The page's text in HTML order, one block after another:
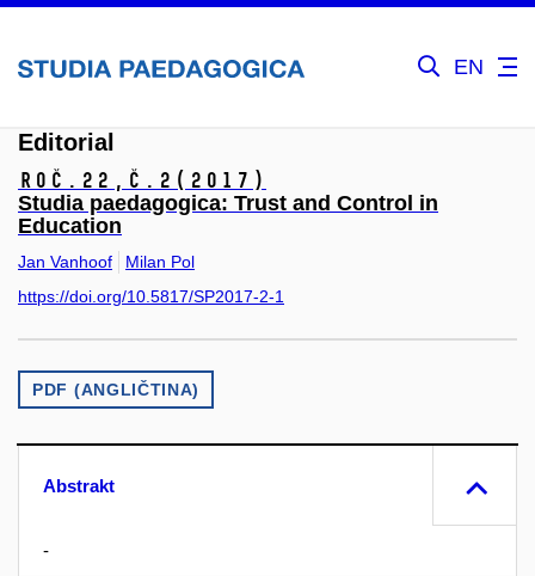
EN
Editorial
Roč.22, č.2 (2017)
Studia paedagogica: Trust and Control in
Education
Jan Vanhoof
Milan Pol
https://doi.org/10.5817/SP2017-2-1
PDF (ANGLIČTINA)
Abstrakt
-